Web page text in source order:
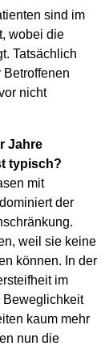
sind im
wobei die
Tatsächlich
nicht
Jahre
typisch?
mit
der
weil sie keine
können. In der
im
Beweglichkeit
kaum mehr
nun die